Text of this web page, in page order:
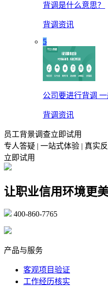
背调是什么意思？
背调资讯
5
公司要进行背调 一
背调资讯
员工背景调查立即试用
专人答疑 | 一站式体验 | 真实
立即试用
让职业信用环境更
400-860-7765
产品与服务
客观项目验证
工作经历核实